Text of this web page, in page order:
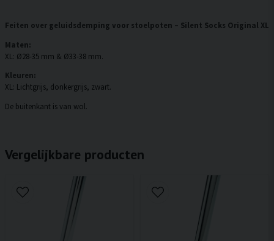
Feiten over geluidsdemping voor stoelpoten – Silent Socks Original XL
Maten:
XL: Ø28-35 mm & Ø33-38 mm.
Kleuren:
XL: Lichtgrijs, donkergrijs, zwart.
De buitenkant is van wol.
Vergelijkbare producten